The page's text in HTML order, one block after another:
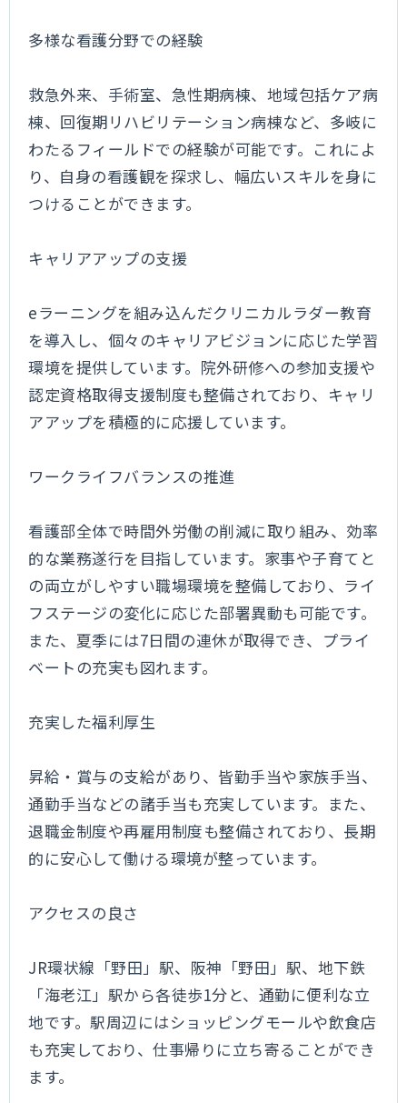
多様な看護分野での経験
救急外来、手術室、急性期病棟、地域包括ケア病
棟、回復期リハビリテーション病棟など、多岐に
わたるフィールドでの経験が可能です。これによ
り、自身の看護観を探求し、幅広いスキルを身に
つけることができます。
キャリアアップの支援
eラーニングを組み込んだクリニカルラダー教育
を導入し、個々のキャリアビジョンに応じた学習
環境を提供しています。院外研修への参加支援や
認定資格取得支援制度も整備されており、キャリ
アアップを積極的に応援しています。
ワークライフバランスの推進
看護部全体で時間外労働の削減に取り組み、効率
的な業務遂行を目指しています。家事や子育てと
の両立がしやすい職場環境を整備しており、ライ
フステージの変化に応じた部署異動も可能です。
また、夏季には7日間の連休が取得でき、プライ
ベートの充実も図れます。
充実した福利厚生
昇給・賞与の支給があり、皆勤手当や家族手当、
通勤手当などの諸手当も充実しています。また、
退職金制度や再雇用制度も整備されており、長期
的に安心して働ける環境が整っています。
アクセスの良さ
JR環状線「野田」駅、阪神「野田」駅、地下鉄
「海老江」駅から各徒歩1分と、通勤に便利な立
地です。駅周辺にはショッピングモールや飲食店
も充実しており、仕事帰りに立ち寄ることができ
ます。